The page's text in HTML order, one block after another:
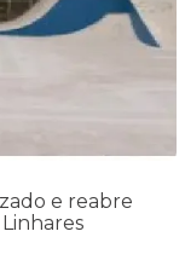
e reabre